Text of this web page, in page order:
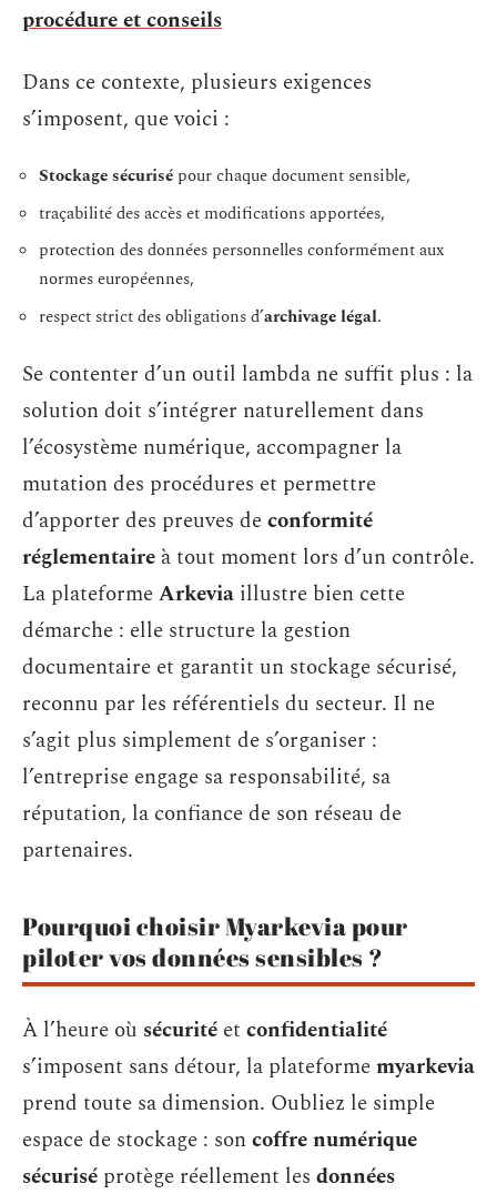
procédure et conseils
Dans ce contexte, plusieurs exigences
s’imposent, que voici :
Stockage sécurisé pour chaque document sensible,
traçabilité des accès et modifications apportées,
protection des données personnelles conformément aux
normes européennes,
respect strict des obligations d’archivage légal.
Se contenter d’un outil lambda ne suffit plus : la
solution doit s’intégrer naturellement dans
l’écosystème numérique, accompagner la
mutation des procédures et permettre
d’apporter des preuves deconformité
réglementaire à tout moment lors d’un contrôle.
La plateformeArkevia illustre bien cette
démarche : elle structure la gestion
documentaire et garantit un stockage sécurisé,
reconnu par les référentiels du secteur. Il ne
s’agit plus simplement de s’organiser :
l’entreprise engage sa responsabilité, sa
réputation, la confiance de son réseau de
partenaires.
Pourquoi choisir Myarkevia pour
piloter vos données sensibles ?
À l’heure où sécurité et confidentialité
s’imposent sans détour, la plateformemyarkevia
prend toute sa dimension. Oubliez le simple
espace de stockage : soncoffre numérique
sécurisé protège réellement les données